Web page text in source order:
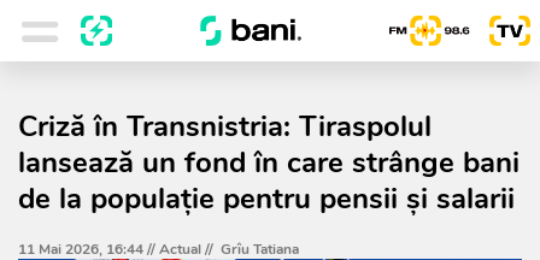
Criză în Transnistria: Tiraspolul
lansează un fond în care strânge bani
de la populație pentru pensii și salarii
11 Mai 2026, 16:44 //Actual// Grîu Tatiana